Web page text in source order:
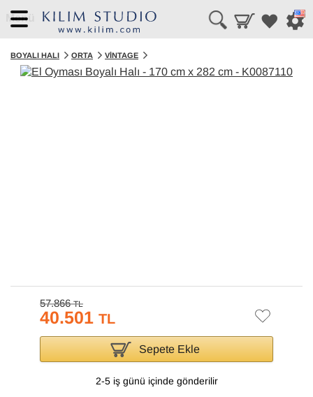
Menü
BOYALI HALI ORTA VINTAGE
57.866TL
40.501 TL
Sepete Ekle
2-5 iş günü içinde gönderilir